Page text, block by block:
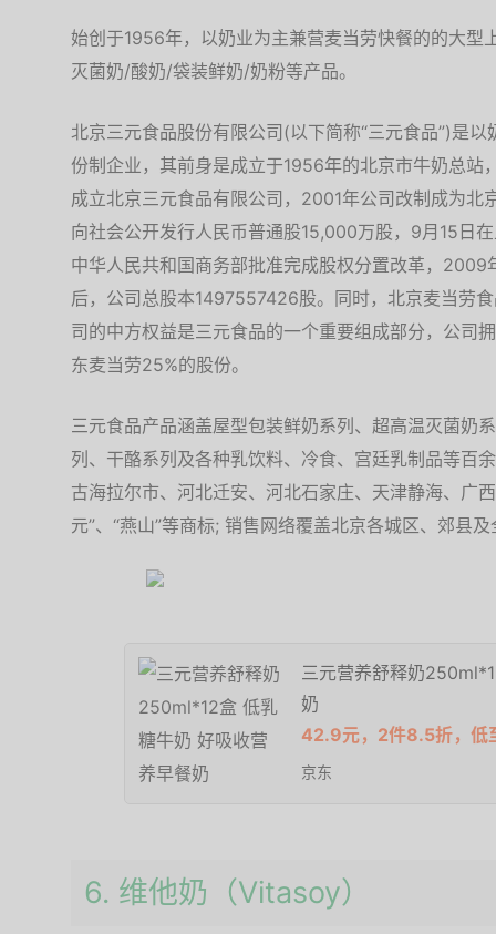
始创于1956年，以奶业为主兼营麦当劳快餐的的大型
灭菌奶/酸奶/袋装鲜奶/奶粉等产品。
北京三元食品股份有限公司(以下简称“三元食品”)是
份制企业，其前身是成立于1956年的北京市牛奶总站
成立北京三元食品有限公司，2001年公司改制成为
向社会公开发行人民币普通股15,000万股，9月15日
中华人民共和国商务部批准完成股权分置改革，
后，公司总股本1497557426股。同时，北京麦当劳
司的中方权益是三元食品的一个重要组成部分，公司
东麦当劳25%的股份。
三元食品产品涵盖屋型包装鲜奶系列、超高温灭菌奶
列、干酪系列及各种乳饮料、冷食、宫廷乳制品等百
古海拉尔市、河北迁安、河北石家庄、天津静海、广
元”、“燕山”等商标; 销售网络覆盖北京各城区、郊县
三元营养舒释奶
奶
42.9元，2件8.5折，
京东
6. 维他奶（Vitasoy）